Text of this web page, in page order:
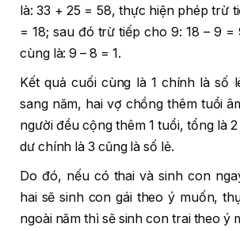
là: 33 + 25 = 58, thực hiện phép trừ
= 18; sau đó trừ tiếp cho 9: 18 – 9
cùng là: 9 – 8 = 1.
Kết quả cuối cùng là 1 chính là số
sang năm, hai vợ chồng thêm tuổi
người đều cộng thêm 1 tuổi, tổng là
dư chính là 3 cũng là số lẻ.
Do đó, nếu có thai và sinh con
hai sẽ sinh con gái theo ý muốn,
ngoài năm thì sẽ sinh con trai theo ý